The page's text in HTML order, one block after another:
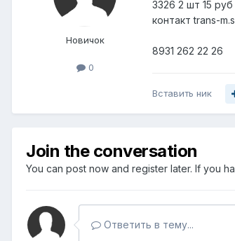
Новичок
0
3326 2 шт 15 руб
контакт trans-
8931 262 22 26
Вставить ник
Join the conversation
You can post now and register later. If you
Ответить в тему...